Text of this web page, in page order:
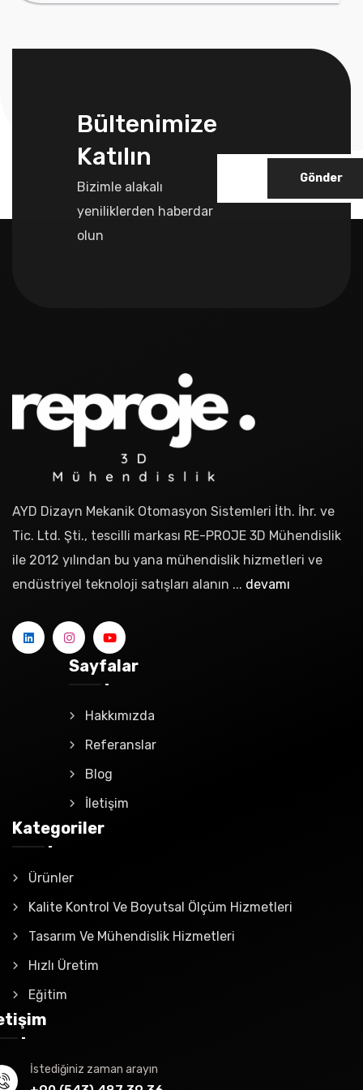
Bültenimize
Katılın
Bizimle alakalı
yeniliklerden haberdar
olun
Gönder
AYD Dizayn Mekanik Otomasyon Sistemleri İth. İhr. ve
Tic. Ltd. Şti., tescilli markası RE-PROJE 3D Mühendislik
ile 2012 yılından bu yana mühendislik hizmetleri ve
endüstriyel teknoloji satışları alanın ... devamı
Sayfalar
Hakkımızda
Referanslar
Blog
İletişim
Kategoriler
Ürünler
Kalite Kontrol Ve Boyutsal Ölçüm Hizmetleri
Tasarım Ve Mühendislik Hizmetleri
Hızlı Üretim
Eğitim
İstediğiniz zaman arayın